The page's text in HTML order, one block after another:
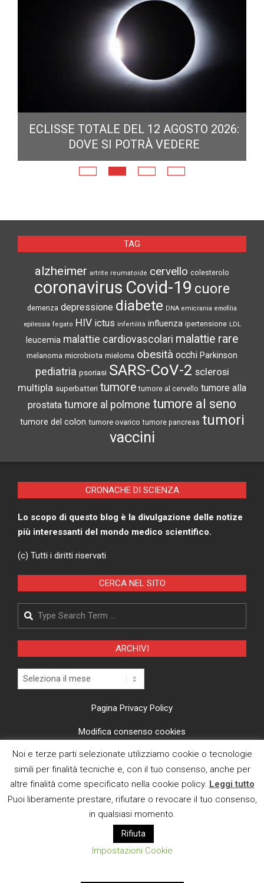
ECLISSE TOTALE DEL 12 AGOSTO 2026:
DOVE SI POTRÀ VEDERE
TAG
alzheimer artrite reumatoide cervello colesterolo
coronavirus Covid-19 cuore
demenza depressione diabete DNA emicrania emofilia
epilessia fegato HIV ictus infertilità influenza ipertensione LDL
leucemia malattie cardiovascolari malattie rare
melanoma microbiota mieloma obesità occhi Parkinson
pediatria psoriasi SARS-CoV-2 sclerosi
multipla superbatteri tumore tumore al cervello tumore alla
prostata tumore al polmone tumore al seno
tumore del colon tumore ovarico tumore pancreas tumori
vaccini
CRONACHE DI SCIENZA
Lo scopo di questo blog è la divulgazione delle notize
più interessanti del mondo medico scientifico.
(c) Tutti i diritti riservati
CERCA NEL SITO
Search
ARCHIVI
Archivi
Pagina Privacy Policy
Modifica consenso cookies
CI TROVI ANCHE SU
E MAIL
Noi e terze parti selezionate utilizziamo cookie o tecnologie
simili per finalità tecniche e, con il tuo consenso, anche per
altre finalità come specificato nella cookie policy. Leggi tutto
Puoi liberamente prestare, rifiutare o revocare il tuo consenso,
in qualsiasi momento.
Rifiuta
Impostazioni Cookie